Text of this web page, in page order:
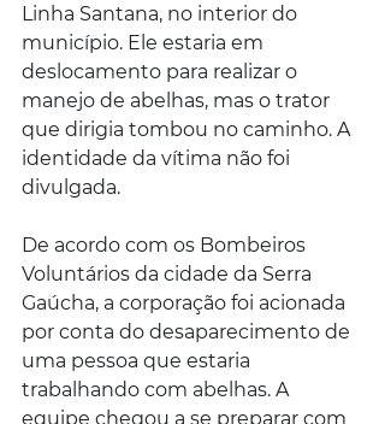
Linha Santana, no interior do
município. Ele estaria em
deslocamento para realizar o
manejo de abelhas, mas o trator
que dirigia tombou no caminho. A
identidade da vítima não foi
divulgada.
De acordo com os Bombeiros
Voluntários da cidade da Serra
Gaúcha, a corporação foi acionada
por conta do desaparecimento de
uma pessoa que estaria
trabalhando com abelhas. A
equipe chegou a se preparar com